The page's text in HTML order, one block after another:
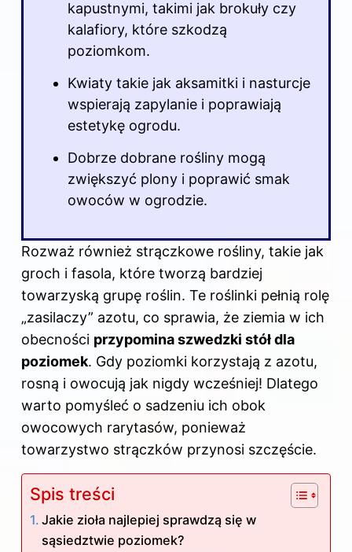
kapustnymi, takimi jak brokuły czy
kalafiory, które szkodzą
poziomkom.
Kwiaty takie jak aksamitki i nasturcje
wspierają zapylanie i poprawiają
estetykę ogrodu.
Dobrze dobrane rośliny mogą
zwiększyć plony i poprawić smak
owoców w ogrodzie.
Rozważ również strączkowe rośliny, takie jak
groch i fasola, które tworzą bardziej
towarzyską grupę roślin. Te roślinki pełnią rolę
„zasilaczy” azotu, co sprawia, że ziemia w ich
obecności przypomina szwedzki stół dla
poziomek. Gdy poziomki korzystają z azotu,
rosną i owocują jak nigdy wcześniej! Dlatego
warto pomyśleć o sadzeniu ich obok
owocowych rarytasów, ponieważ
towarzystwo strączków przynosi szczęście.
Spis treści
Jakie zioła najlepiej sprawdzą się w
sąsiedztwie poziomek?